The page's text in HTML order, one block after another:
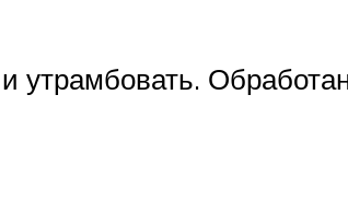
утрамбовать.